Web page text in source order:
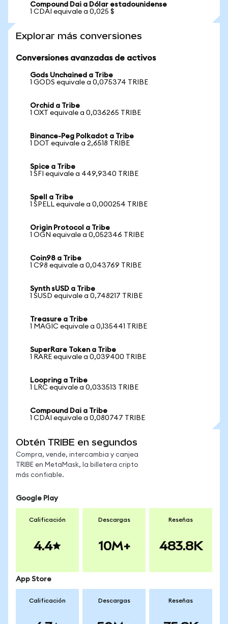
Compound Dai a Dólar estadounidense
1 CDAI equivale a 0,025 $
Explorar más conversiones
Conversiones avanzadas de activos
Gods Unchained a Tribe
1 GODS equivale a 0,075374 TRIBE
Orchid a Tribe
1 OXT equivale a 0,036265 TRIBE
Binance-Peg Polkadot a Tribe
1 DOT equivale a 2,6518 TRIBE
Spice a Tribe
1 SFI equivale a 449,9340 TRIBE
Spell a Tribe
1 SPELL equivale a 0,000254 TRIBE
Origin Protocol a Tribe
1 OGN equivale a 0,052346 TRIBE
Coin98 a Tribe
1 C98 equivale a 0,043769 TRIBE
Synth sUSD a Tribe
1 SUSD equivale a 0,748217 TRIBE
Treasure a Tribe
1 MAGIC equivale a 0,135441 TRIBE
SuperRare Token a Tribe
1 RARE equivale a 0,039400 TRIBE
Loopring a Tribe
1 LRC equivale a 0,033513 TRIBE
Compound Dai a Tribe
1 CDAI equivale a 0,080747 TRIBE
Obtén TRIBE en segundos
Compra, vende, intercambia y canjea
TRIBE en MetaMask, la billetera cripto
más confiable.
Google Play
Calificación
4.4
Descargas
10M+
Reseñas
483.8K
App Store
Calificación Descargas Reseñas